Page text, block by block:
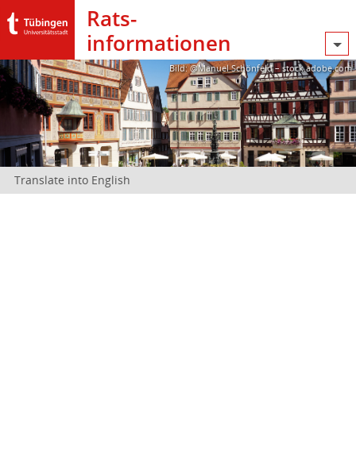
Rats­
informationen
Bild: @Manuel Schönfeld – stock.adobe.com
Translate into English